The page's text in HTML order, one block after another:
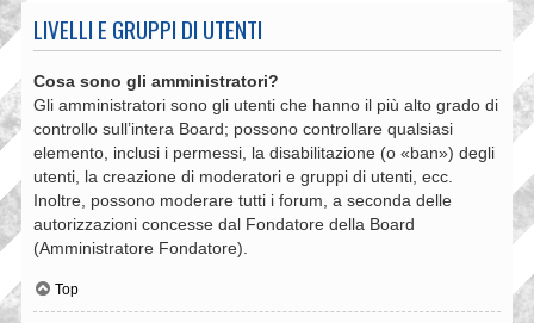
LIVELLI E GRUPPI DI UTENTI
Cosa sono gli amministratori?
Gli amministratori sono gli utenti che hanno il più alto grado di
controllo sull’intera Board; possono controllare qualsiasi
elemento, inclusi i permessi, la disabilitazione (o «ban») degli
utenti, la creazione di moderatori e gruppi di utenti, ecc.
Inoltre, possono moderare tutti i forum, a seconda delle
autorizzazioni concesse dal Fondatore della Board
(Amministratore Fondatore).
Top